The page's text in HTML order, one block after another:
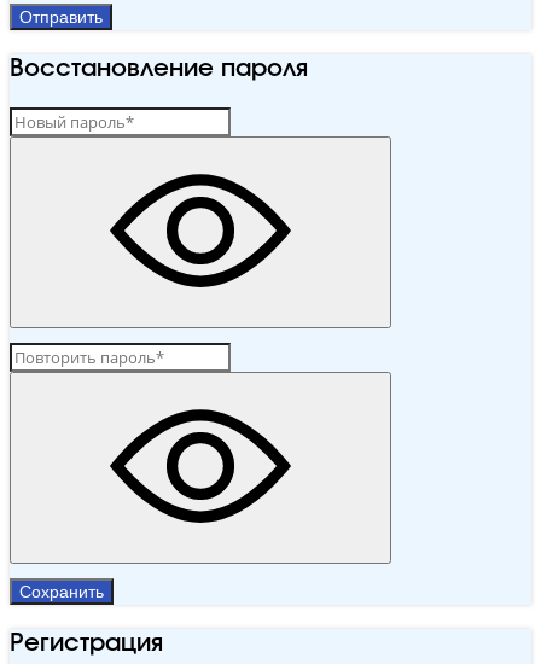
Отправить
Восстановление пароля
Сохранить
Регистрация